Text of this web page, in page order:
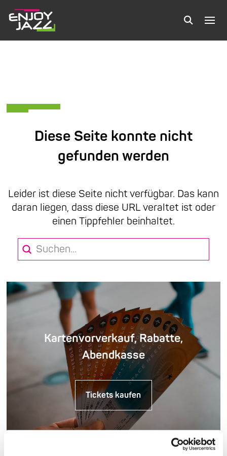
Diese Seite konnte nicht
gefunden werden
Leider ist diese Seite nicht verfügbar. Das kann
daran liegen, dass diese URL veraltet ist oder
einen Tippfehler beinhaltet.
Search
Submit
Kartenvorverkauf, Rabatte,
Abendkasse
Tickets kaufen